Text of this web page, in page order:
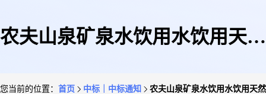
农夫山泉矿泉水饮用水饮用天然
您当前的位置： 首页 中标｜中标通知 农夫山泉矿泉水饮用水饮用天